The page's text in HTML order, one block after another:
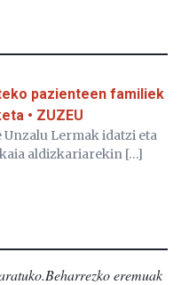
pazienteen familiek
• ZUZEU
Lermak idatzi eta
aldizkariarekin […]
Beharrezko eremuak